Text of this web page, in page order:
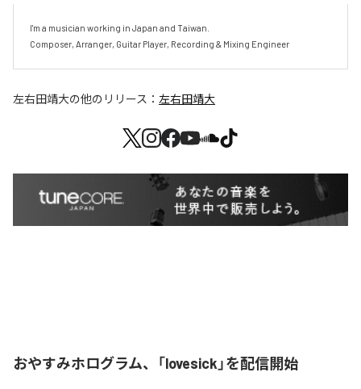
I'm a musician working in Japan and Taiwan.
Composer, Arranger, Guitar Player, Recording & Mixing Engineer
左右田靖大の他のリリース： 左右田靖大
おやすみホログラム、「lovesick」を配信開始